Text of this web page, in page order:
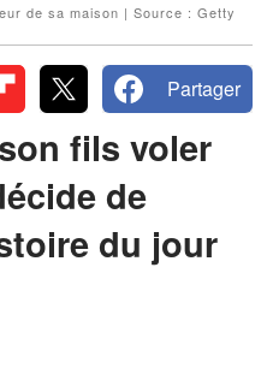
de sa maison | Source : Getty
Partager
fils voler
de
du jour